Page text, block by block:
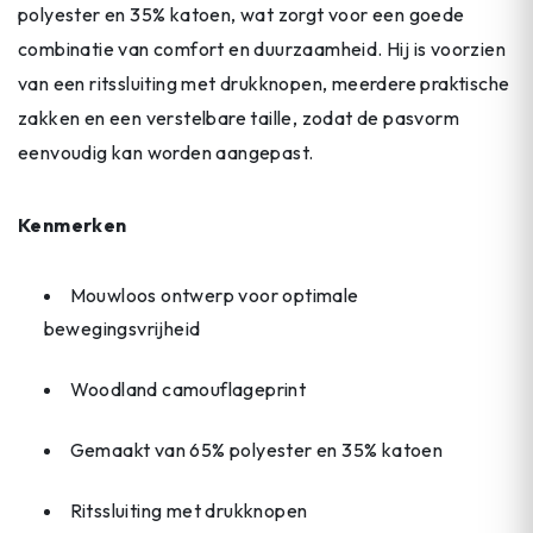
polyester en 35% katoen, wat zorgt voor een goede
combinatie van comfort en duurzaamheid. Hij is voorzien
van een ritssluiting met drukknopen, meerdere praktische
zakken en een verstelbare taille, zodat de pasvorm
eenvoudig kan worden aangepast.
Kenmerken
Mouwloos ontwerp voor optimale
bewegingsvrijheid
Woodland camouflageprint
Gemaakt van 65% polyester en 35% katoen
Ritssluiting met drukknopen